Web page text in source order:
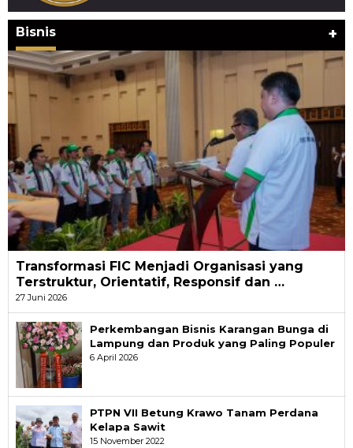
Bisnis +
Transformasi FIC Menjadi Organisasi yang
Terstruktur, Orientatif, Responsif dan …
27 Juni 2026
Perkembangan Bisnis Karangan Bunga di
Lampung dan Produk yang Paling Populer
6 April 2026
PTPN VII Betung Krawo Tanam Perdana
Kelapa Sawit
15 November 2022